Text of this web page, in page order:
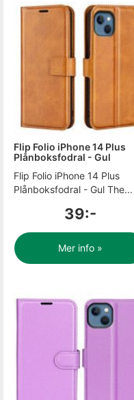
Flip Folio iPhone 14 Plus
Plånboksfodral - Gul
Flip Folio iPhone 14 Plus
Plånboksfodral - Gul The...
39:-
Mer info »